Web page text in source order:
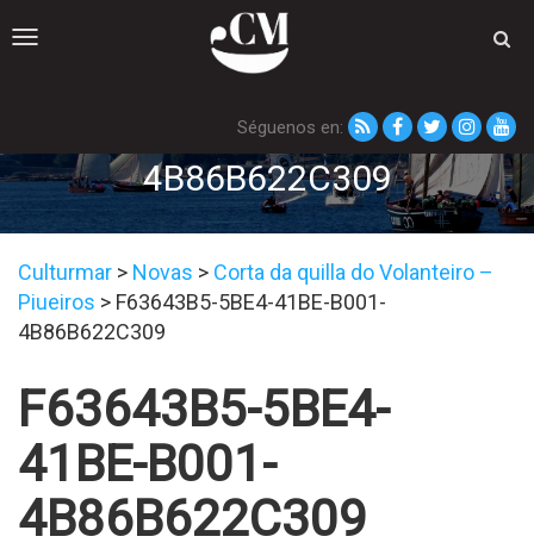
Toggle
Séguenos en:
F63643B5-5BE4-41BE-B001-
4B86B622C309
Culturmar > Novas > Corta da quilla do Volanteiro –
Piueiros > F63643B5-5BE4-41BE-B001-
4B86B622C309
F63643B5-5BE4-
41BE-B001-
4B86B622C309